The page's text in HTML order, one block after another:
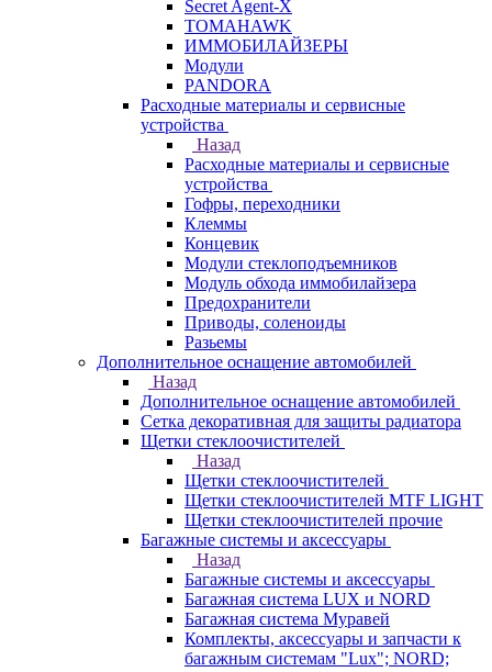
Secret Agent-X
TOMAHAWK
ИММОБИЛАЙЗЕРЫ
Модули
PANDORA
Расходные материалы и сервисные
устройства
Назад
Расходные материалы и сервисные
устройства
Гофры, переходники
Клеммы
Концевик
Модули стеклоподъемников
Модуль обхода иммобилайзера
Предохранители
Приводы, соленоиды
Разьемы
Дополнительное оснащение автомобилей
Назад
Дополнительное оснащение автомобилей
Сетка декоративная для защиты радиатора
Щетки стеклоочистителей
Назад
Щетки стеклоочистителей
Щетки стеклоочистителей MTF LIGHT
Щетки стеклоочистителей прочие
Багажные системы и аксессуары
Назад
Багажные системы и аксессуары
Багажная система LUX и NORD
Багажная система Муравей
Комплекты, аксессуары и запчасти к
багажным системам "Lux"; NORD;